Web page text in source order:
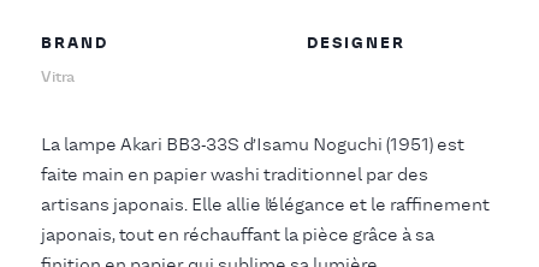
BRAND
Vitra
DESIGNER
La lampe Akari BB3-33S d’Isamu Noguchi (1951) est
faite main en papier washi traditionnel par des
artisans japonais. Elle allie l’élégance et le raffinement
japonais, tout en réchauffant la pièce grâce à sa